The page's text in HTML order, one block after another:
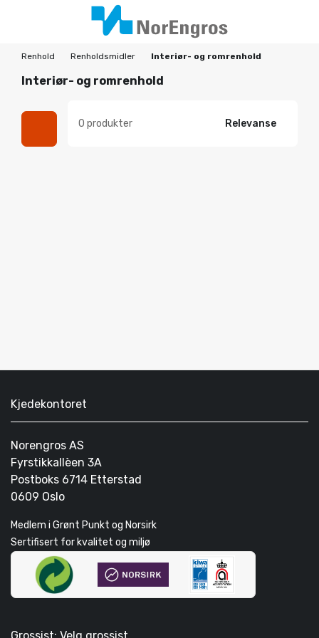
Renhold Renholdsmidler Interiør- og romrenhold
Interiør- og romrenhold
0 produkter Relevanse
Kjedekontoret
Norengros AS
Fyrstikkallèen 3A
Postboks 6714 Etterstad
0609 Oslo
Medlem i Grønt Punkt og Norsirk
Sertifisert for kvalitet og miljø